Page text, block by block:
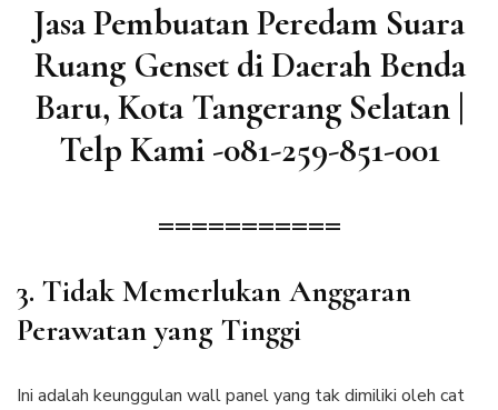
Jasa Pembuatan Peredam Suara
Ruang Genset di Daerah Benda
Baru, Kota Tangerang Selatan |
Telp Kami -081-259-851-001
===========
3. Tidak Memerlukan Anggaran
Perawatan yang Tinggi
Ini adalah keunggulan wall panel yang tak dimiliki oleh cat